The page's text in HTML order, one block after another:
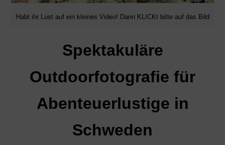
Habt ihr Lust auf ein kleines Video! Dann KLICKt bitte auf das Bild
Spektakuläre
Outdoorfotografie für
Abenteuerlustige in
Schweden